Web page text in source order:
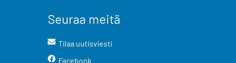
Seuraa meitä
Tilaa uutisviesti
Facebook